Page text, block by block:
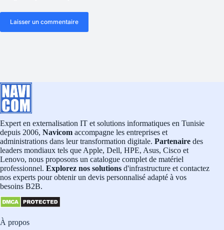
Laisser un commentaire
Expert en externalisation IT et solutions informatiques en Tunisie
depuis 2006, Navicom accompagne les entreprises et
administrations dans leur transformation digitale. Partenaire des
leaders mondiaux tels que Apple, Dell, HPE, Asus, Cisco et
Lenovo, nous proposons un catalogue complet de matériel
professionnel. Explorez nos solutions d'infrastructure et contactez
nos experts pour obtenir un devis personnalisé adapté à vos
besoins B2B.
À propos